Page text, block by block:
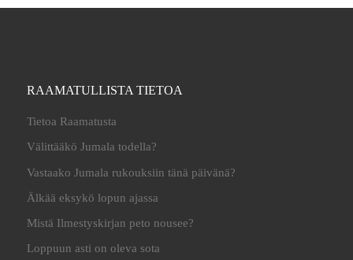
RAAMATULLISTA TIETOA
Tietoa Raamatusta
Välittääkö Jumala todella?
Vastaako Jumala rukouksiin tänä päivänä?
Älkää eksykö lopun ajassa
Mistä Ilmestyskirjan peto nousee?
Loppuun asti on oleva sota